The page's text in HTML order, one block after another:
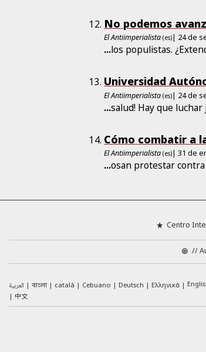
No podemos
El Antiimperialista (es)| 24 de
...los populistas.
Universidad
El Antiimperialista (es)| 24 de
...salud! Hay que
Cómo combatir a
El Antiimperialista (es)| 31 de
...osan protestar
Centro
//
العربية বাংলা català Cebuano Deutsch Ελληνικά
中文